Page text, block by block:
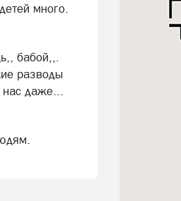
много.
бабой,,.
разводы
даже...